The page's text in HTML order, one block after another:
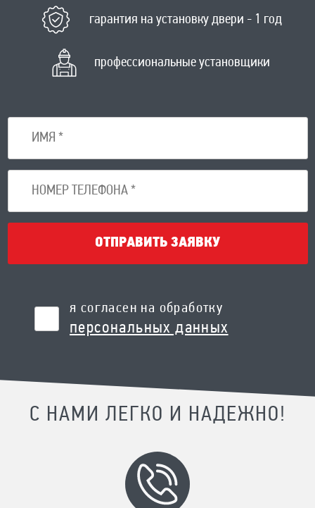
гарантия на установку двери - 1 год
профессиональные установщики
ОТПРАВИТЬ ЗАЯВКУ
я согласен на обработку
персональных данных
С НАМИ ЛЕГКО И НАДЕЖНО!